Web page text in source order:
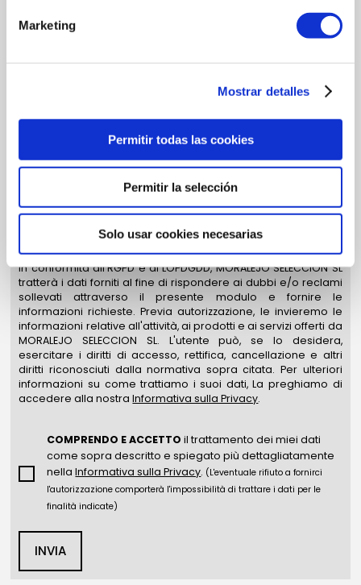
Marketing
Mostrar detalles
Permitir todas las cookies
Permitir la selección
Solo usar cookies necesarias
COMMENTI
SCRIVI UN NUOVO COMMENTO
In conformità all’RGPD e ai LOPDGDD, MORALEJO SELECCION SL
tratterà i dati forniti al fine di rispondere ai dubbi e/o reclami
sollevati attraverso il presente modulo e fornire le
informazioni richieste. Previa autorizzazione, le invieremo le
informazioni relative all'attività, ai prodotti e ai servizi offerti da
MORALEJO SELECCION SL. L'utente può, se lo desidera,
esercitare i diritti di accesso, rettifica, cancellazione e altri
diritti riconosciuti dalla normativa sopra citata. Per ulteriori
informazioni su come trattiamo i suoi dati, La preghiamo di
accedere alla nostraInformativa sulla Privacy.
COMPRENDO E ACCETTO il trattamento dei miei dati
come sopra descritto e spiegato più dettagliatamente
nellaInformativa sulla Privacy. (L'eventuale rifiuto a fornirci
l'autorizzazione comporterà l'impossibilità di trattare i dati per le
finalità indicate)
INVIA